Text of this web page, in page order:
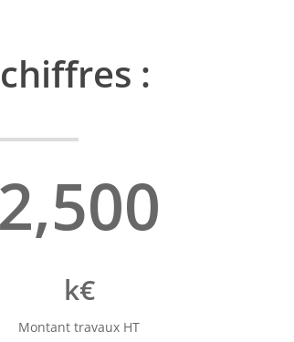
:
2,500
k€
Montant travaux HT